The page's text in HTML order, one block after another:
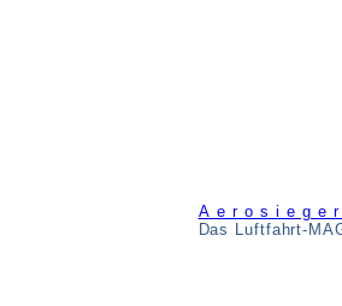
Das Luftfahrt-